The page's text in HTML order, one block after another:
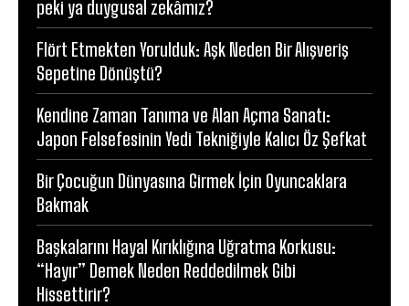
peki ya duygusal zekâmız?
Flört Etmekten Yorulduk: Aşk Neden Bir Alışveriş
Sepetine Dönüştü?
Kendine Zaman Tanıma ve Alan Açma Sanatı:
Japon Felsefesinin Yedi Tekniğiyle Kalıcı Öz Şefkat
Bir Çocuğun Dünyasına Girmek İçin Oyuncaklara
Bakmak
Başkalarını Hayal Kırıklığına Uğratma Korkusu:
“Hayır” Demek Neden Reddedilmek Gibi
Hissettirir?